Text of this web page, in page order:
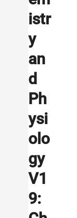
istr
y
an
d
Ph
ysi
olo
gy
V1
9: